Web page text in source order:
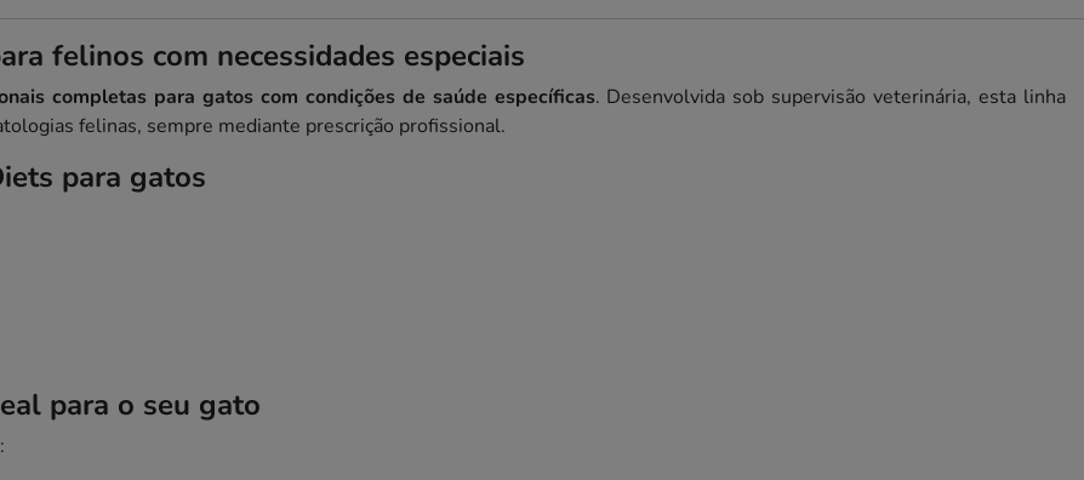
felinos com necessidades especiais
completas para gatos com condições de saúde específicas. Desenvolvida sob supervisão veterinária, esta linha
felinas, sempre mediante prescrição profissional.
para gatos
para o seu gato